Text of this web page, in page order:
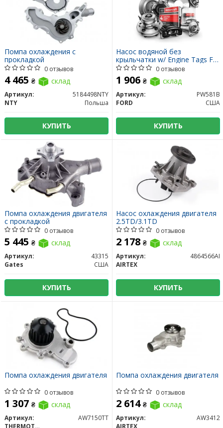
Помпа охлаждения с
прокладкой
0 отзывов
4 465 ₴ склад
Артикул:
5184498NTY
NTY
Польша
КУПИТЬ
Насос водяной без
крыльчатки w/ Engine Tags FC-
735-6-AA and FC-793/4-AA
0 отзывов
1 906 ₴ склад
Артикул:
PW581B
FORD
США
КУПИТЬ
Помпа охлаждения двигателя
с прокладкой
0 отзывов
5 445 ₴ склад
Артикул:
43315
Gates
США
КУПИТЬ
Насос охлаждения двигателя
2.5TD/3.1TD
0 отзывов
2 178 ₴ склад
Артикул:
4864566AI
AIRTEX
КУПИТЬ
Помпа охлаждения двигателя
0 отзывов
1 307 ₴ склад
Артикул:
AW7150TT
Помпа охлаждения двигателя
0 отзывов
2 614 ₴ склад
Артикул:
AW3412